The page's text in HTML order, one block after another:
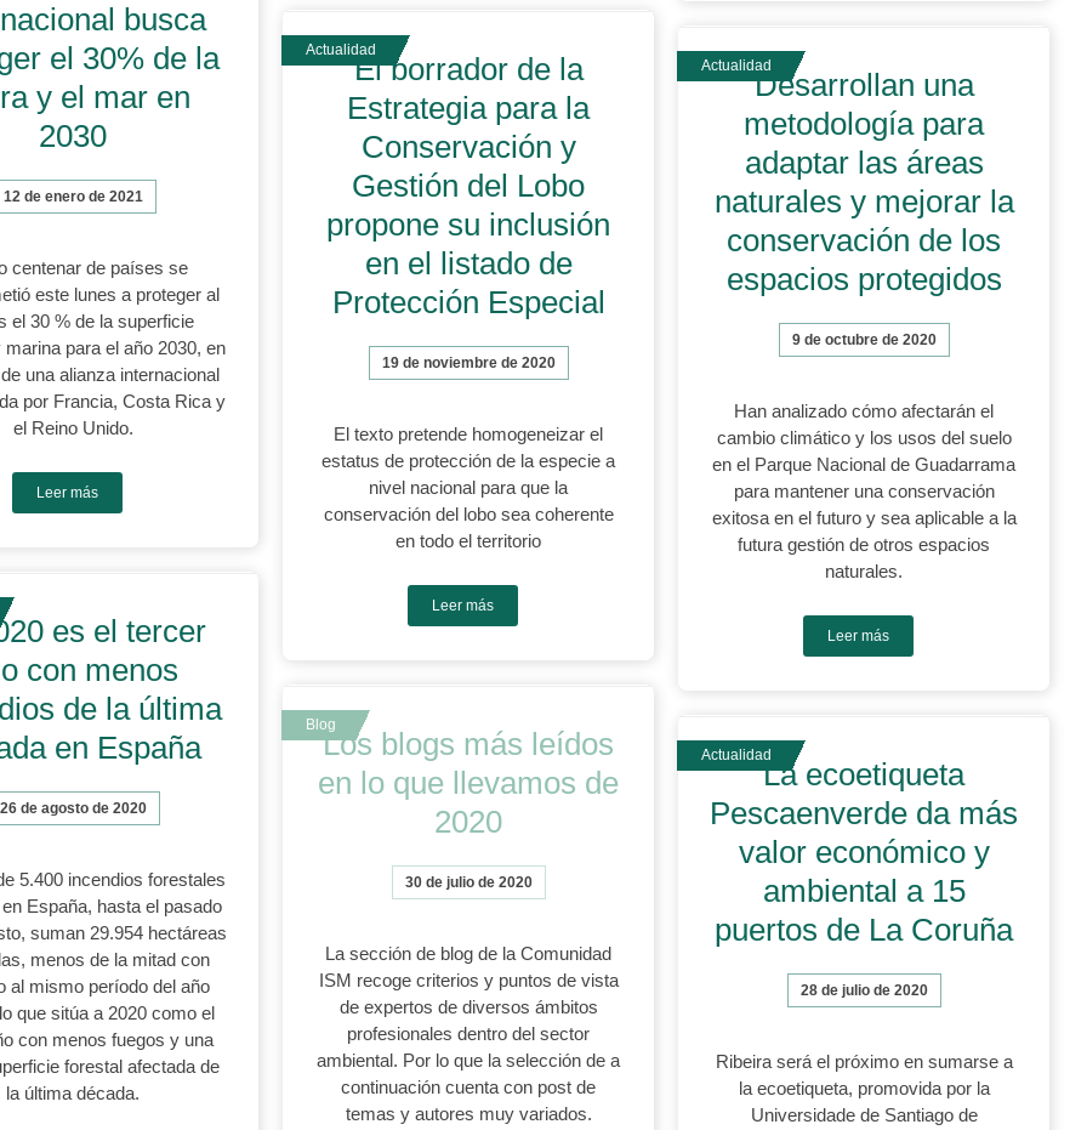
busca
el 30% de la
y el mar en
2030
12 de enero de 2021
centenar de países se
este lunes a proteger al
el 30 % de la superficie
para el año 2030, en
una alianza internacional
por Francia, Costa Rica y
el Reino Unido.
Leer más
El borrador de la
Estrategia para la
Conservación y
Gestión del Lobo
propone su inclusión
en el listado de
Protección Especial
19 de noviembre de 2020
El texto pretende homogeneizar el
estatus de protección de la especie a
nivel nacional para que la
conservación del lobo sea coherente
en todo el territorio
Leer más
Desarrollan una
metodología para
adaptar las áreas
naturales y mejorar la
conservación de los
espacios protegidos
9 de octubre de 2020
Han analizado cómo afectarán el
cambio climático y los usos del suelo
en el Parque Nacional de Guadarrama
para mantener una conservación
exitosa en el futuro y sea aplicable a la
futura gestión de otros espacios
naturales.
Leer más
es el tercer
con menos
de la última
en España
26 de agosto de 2020
5.400 incendios forestales
España, hasta el pasado
suman 29.954 hectáreas
menos de la mitad con
al mismo período del año
que sitúa a 2020 como el
con menos fuegos y una
forestal afectada de
la última década.
Los blogs más leídos
en lo que llevamos de
2020
30 de julio de 2020
La sección de blog de la Comunidad
ISM recoge criterios y puntos de vista
de expertos de diversos ámbitos
profesionales dentro del sector
ambiental. Por lo que la selección de a
continuación cuenta con post de
temas y autores muy variados.
La ecoetiqueta
Pescaenverde da más
valor económico y
ambiental a 15
puertos de La Coruña
28 de julio de 2020
Ribeira será el próximo en sumarse a
la ecoetiqueta, promovida por la
Universidade de Santiago de